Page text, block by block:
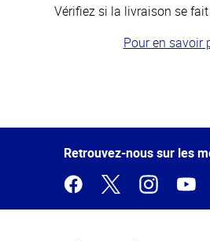
Vérifiez si la livraison se
Pour en savoir
de la
Retrouvez-nous sur les